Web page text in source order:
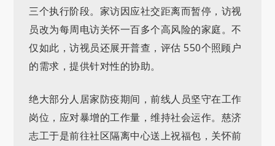
三个执行阶段。家访因应社交距离而暂停，访视
员改为每周电访关怀一百多个高风险的家庭。不
仅如此，访视员还展开普查，评估 550个照顾户
的需求，提供针对性的协助。
绝大部分人居家防疫期间，前线人员坚守在工作
岗位，应对暴增的工作量，维持社会运作。慈济
志工于是前往社区隔离中心送上祝福包，关怀前